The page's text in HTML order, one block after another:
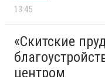
13:45
«Скитские
центром